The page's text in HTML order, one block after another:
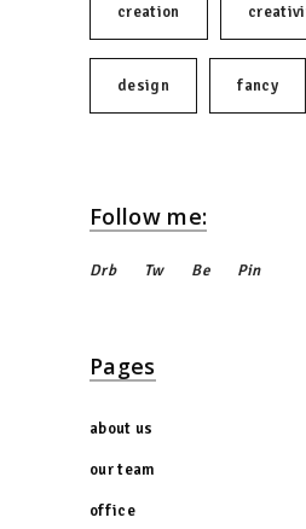
creation
design fancy
Follow me:
Drb Tw Be Pin
Pages
about us
our team
office